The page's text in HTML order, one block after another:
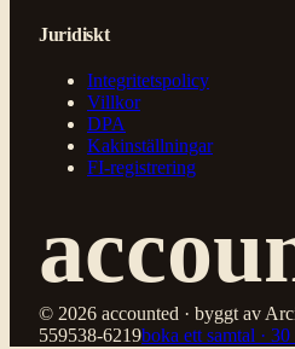
Juridiskt
Integritetspolicy
Villkor
DPA
Kakinställningar
FI-registrering
© 2026 accounted · byggt av
559538-6219boka ett samtal ·